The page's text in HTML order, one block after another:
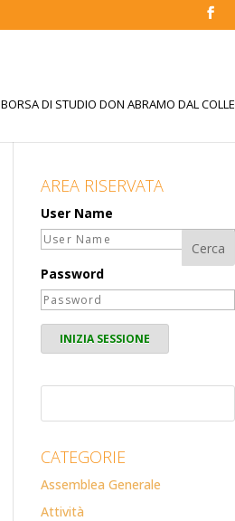
BORSA DI STUDIO DON ABRAMO DAL COLLE
AREA RISERVATA
User Name
Password
CATEGORIE
Assemblea Generale
Attività